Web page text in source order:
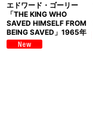
エドワード・ゴーリー
「THE KING WHO
SAVED HIMSELF FROM
BEING SAVED」1965年